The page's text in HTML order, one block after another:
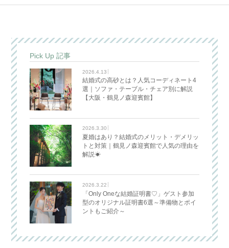
Pick Up 記事
2026.4.13
結婚式の高砂とは？人気コーディネート4
選｜ソファ・テーブル・チェア別に解説
【大阪・鶴見ノ森迎賓館】
2026.3.30
夏婚はあり？結婚式のメリット・デメリッ
トと対策｜鶴見ノ森迎賓館で人気の理由を
解説☀
2026.3.22
「Only Oneな結婚証明書♡」ゲスト参加
型のオリジナル証明書6選～準備物とポイ
ントもご紹介～